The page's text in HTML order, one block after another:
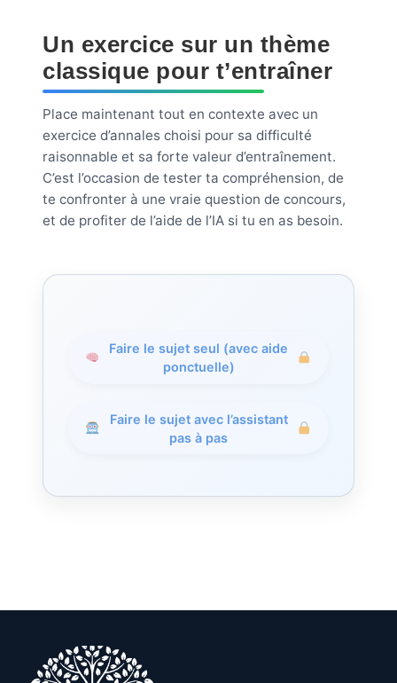
Un exercice sur un thème
classique pour t’entraîner
Place maintenant tout en contexte avec un
exercice d’annales choisi pour sa difficulté
raisonnable et sa forte valeur d’entraînement.
C’est l’occasion de tester ta compréhension, de
te confronter à une vraie question de concours,
et de profiter de l’aide de l’IA si tu en as besoin.
Faire le sujet seul (avec aide
ponctuelle)
Faire le sujet avec l’assistant
pas à pas